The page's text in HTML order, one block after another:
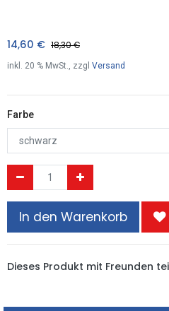
14,60 € 18,30€
inkl. 20 % MwSt., zzgl Versand
Farbe
In den Warenkorb
Dieses Produkt mit Freunden